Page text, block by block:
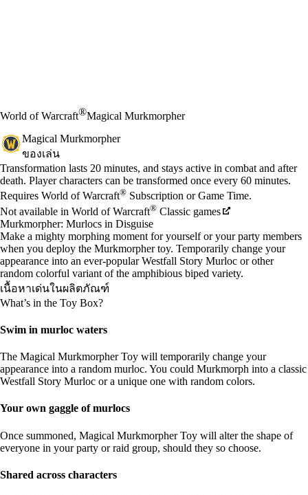
World of Warcraft®Magical Murkmorpher
Magical Murkmorpher
ของเล่น
ราคา
Available actions
Transformation lasts 20 minutes, and stays active in combat and after
death. Player characters can be transformed once every 60 minutes.
Requires World of Warcraft® Subscription or Game Time.
Not available in World of Warcraft® Classic games
Murkmorpher: Murlocs in Disguise
Make a mighty morphing moment for yourself or your party members
when you deploy the Murkmorpher toy. Temporarily change your
appearance into an ever-popular Westfall Story Murloc or other
random colorful variant of the amphibious biped variety.
เนื้อหาเด่นในผลิตภัณฑ์
What’s in the Toy Box?
Swim in murloc waters
The Magical Murkmorpher Toy will temporarily change your
appearance into a random murloc. You could Murkmorph into a classic
Westfall Story Murloc or a unique one with random colors.
Your own gaggle of murlocs
Once summoned, Magical Murkmorpher Toy will alter the shape of
everyone in your party or raid group, should they so choose.
Shared across characters